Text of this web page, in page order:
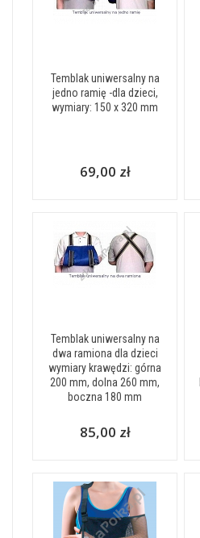
Temblak uniwersalny na
jedno ramię -dla dzieci,
wymiary: 150 x 320 mm
69,00 zł
Temblak uniwersalny na
dwa ramiona dla dzieci
wymiary krawędzi: górna
200 mm, dolna 260 mm,
boczna 180 mm
85,00 zł